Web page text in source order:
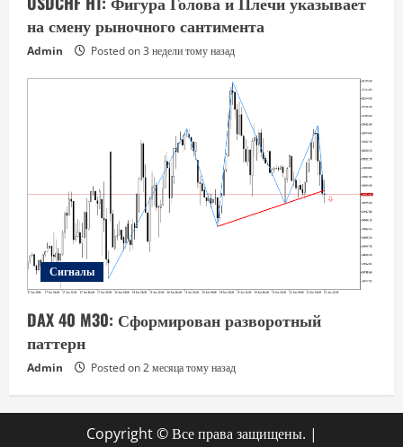
на смену рыночного сантимента
Admin Posted on 3 недели тому назад
Сигналы
DAX 40 M30: Сформирован разворотный
паттерн
Admin Posted on 2 месяца тому назад
Copyright © Все права защищены. |